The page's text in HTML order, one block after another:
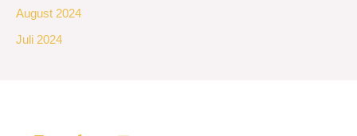
August 2024
Juli 2024